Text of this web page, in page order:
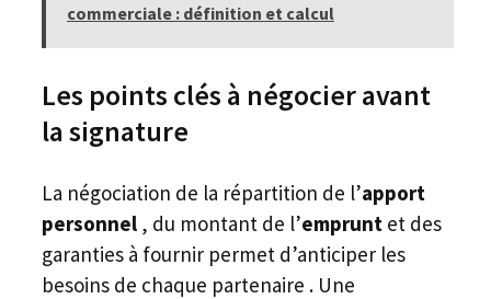
commerciale : définition et calcul
Les points clés à négocier avant
la signature
La négociation de la répartition de l’apport
personnel , du montant de l’emprunt et des
garanties à fournir permet d’anticiper les
besoins de chaque partenaire . Une